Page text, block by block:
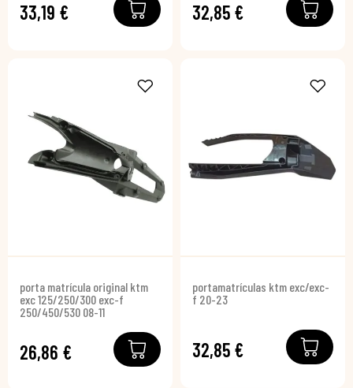
33,19 € 32,85 €
porta matrícula original ktm
exc 125/250/300 exc-f
250/450/530 08-11
26,86 €
portamatrículas ktm exc/exc-
f 20-23
32,85 €